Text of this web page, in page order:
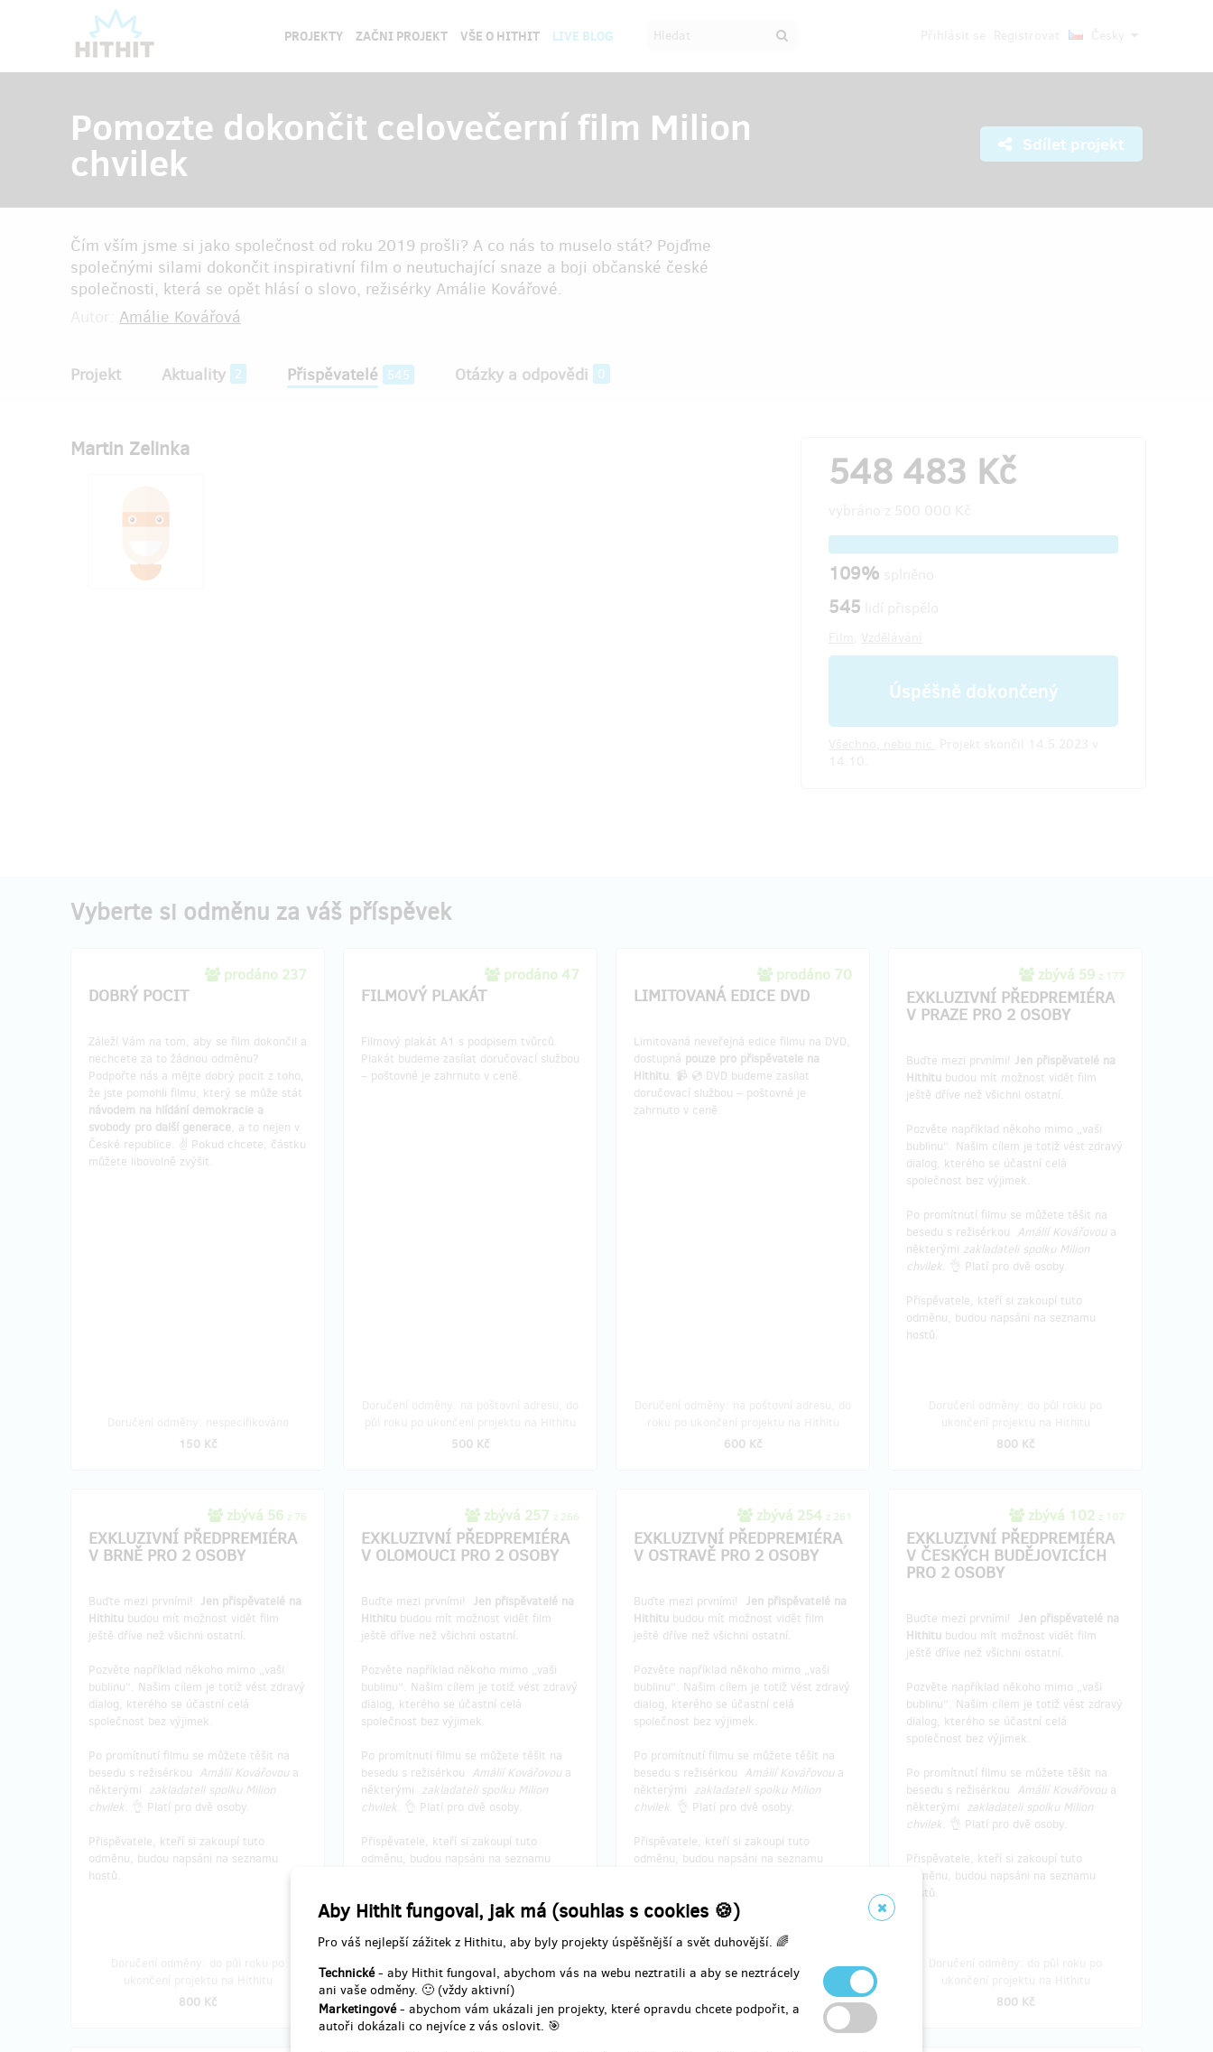
Aby Hithit fungoval, jak má (souhlas s cookies 🍪)
Pro váš nejlepší zážitek z Hithitu, aby byly projekty úspěšnější a svět duhovější. 🌈
Technické- aby Hithit fungoval, abychom vás na webu neztratili a aby se neztrácely
ani vaše odměny. 🙂 (vždy aktivní)
Marketingové- abychom vám ukázali jen projekty, které opravdu chcete podpořit, a
autoři dokázali co nejvíce z vás oslovit. 🎯
PROJEKTY ZAČNI PROJEKT VŠE O HITHIT LIVE BLOG
Pomozte dokončit celovečerní film Milion
chvilek Sdílet projekt
Čím vším jsme si jako společnost od roku 2019 prošli? A co nás to muselo stát? Pojďme
společnými silami dokončit inspirativní film o neutuchající snaze a boji občanské české
společnosti, která se opět hlásí o slovo, režisérky Amálie Kovářové.
Amálie Kovářová
Projekt Aktuality 2 Přispěvatelé 545 Otázky a odpovědi 0
Martin Zelinka 548 483 Kč
109%
545
Úspěšně dokončený
Vyberte si odměnu za váš příspěvek
prodáno 237
DOBRÝ POCIT
Záleží Vám na tom, aby se film dokončil a
nechcete za to žádnou odměnu?
Podpořte nás a mějte dobrý pocit z toho,
že jste pomohli filmu, který se může stát
návodem na hlídání demokracie a
svobody pro další generace, a to nejen v
České republice. ✌️ Pokud chcete, částku
můžete libovolně zvýšit.
150 Kč
prodáno 47
FILMOVÝ PLAKÁT
Filmový plakát A1 s podpisem tvůrců.
Plakát budeme zasílat doručovací službou
– poštovné je zahrnuto v ceně.
500 Kč
prodáno 70
LIMITOVANÁ EDICE DVD
Limitovaná neveřejná edice filmu na DVD,
dostupná pouze pro přispěvatele na
Hithitu. 📹 💿 DVD budeme zasílat
doručovací službou – poštovné je
zahrnuto v ceně.
600 Kč
zbývá 59 z 177
EXKLUZIVNÍ PŘEDPREMIÉRA
V PRAZE PRO 2 OSOBY
Buďte mezi prvními! Jen přispěvatelé na
Hithitu budou mít možnost vidět film
ještě dříve než všichni ostatní.
Pozvěte například někoho mimo „vaši
bublinu“. Našim cílem je totiž vést zdravý
dialog, kterého se účastní celá
společnost bez výjimek.
Po promítnutí filmu se můžete těšit na
besedu s režisérkou Amálií Kovářovou a
některými zakladateli spolku Milion
chvilek. 👌 Platí pro dvě osoby.
Přispěvatele, kteří si zakoupí tuto
odměnu, budou napsáni na seznamu
hostů.
800 Kč
zbývá 56 z 76
EXKLUZIVNÍ PŘEDPREMIÉRA
V BRNĚ PRO 2 OSOBY
Buďte mezi prvními! Jen přispěvatelé na
Hithitu budou mít možnost vidět film
ještě dříve než všichni ostatní.
Pozvěte například někoho mimo „vaši
bublinu“. Našim cílem je totiž vést zdravý
dialog, kterého se účastní celá
společnost bez výjimek.
Po promítnutí filmu se můžete těšit na
besedu s režisérkou Amálií Kovářovou a
některými zakladateli spolku Milion
chvilek. 👌 Platí pro dvě osoby.
Přispěvatele, kteří si zakoupí tuto
odměnu, budou napsáni na seznamu
hostů.
800 Kč
zbývá 257 z 266
EXKLUZIVNÍ PŘEDPREMIÉRA
V OLOMOUCI PRO 2 OSOBY
Buďte mezi prvními! Jen přispěvatelé na
Hithitu budou mít možnost vidět film
ještě dříve než všichni ostatní.
Pozvěte například někoho mimo „vaši
bublinu“. Našim cílem je totiž vést zdravý
dialog, kterého se účastní celá
společnost bez výjimek.
Po promítnutí filmu se můžete těšit na
besedu s režisérkou Amálií Kovářovou a
některými zakladateli spolku Milion
chvilek. 👌 Platí pro dvě osoby.
Přispěvatele, kteří si zakoupí tuto
odměnu, budou napsáni na seznamu
ukončení projektu na Hithitu
800 Kč
zbývá 254 z 261
EXKLUZIVNÍ PŘEDPREMIÉRA
V OSTRAVĚ PRO 2 OSOBY
Buďte mezi prvními! Jen přispěvatelé na
Hithitu budou mít možnost vidět film
ještě dříve než všichni ostatní.
Pozvěte například někoho mimo „vaši
bublinu“. Našim cílem je totiž vést zdravý
dialog, kterého se účastní celá
společnost bez výjimek.
Po promítnutí filmu se můžete těšit na
besedu s režisérkou Amálií Kovářovou a
některými zakladateli spolku Milion
chvilek. 👌 Platí pro dvě osoby.
Přispěvatele, kteří si zakoupí tuto
odměnu, budou napsáni na seznamu
ukončení projektu na Hithitu
800 Kč
zbývá 102 z 107
EXKLUZIVNÍ PŘEDPREMIÉRA
V ČESKÝCH BUDĚJOVICÍCH
PRO 2 OSOBY
Buďte mezi prvními! Jen přispěvatelé na
Hithitu budou mít možnost vidět film
ještě dříve než všichni ostatní.
Pozvěte například někoho mimo „vaši
bublinu“. Našim cílem je totiž vést zdravý
dialog, kterého se účastní celá
společnost bez výjimek.
Po promítnutí filmu se můžete těšit na
besedu s režisérkou Amálií Kovářovou a
některými zakladateli spolku Milion
chvilek. 👌 Platí pro dvě osoby.
Přispěvatele, kteří si zakoupí tuto
odměnu, budou napsáni na seznamu
hostů.
800 Kč